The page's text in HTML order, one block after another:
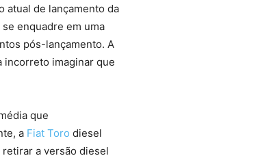
atual de lançamento da
enquadre em uma
pós-lançamento. A
incorreto imaginar que
que
a Fiat Toro diesel
a versão diesel